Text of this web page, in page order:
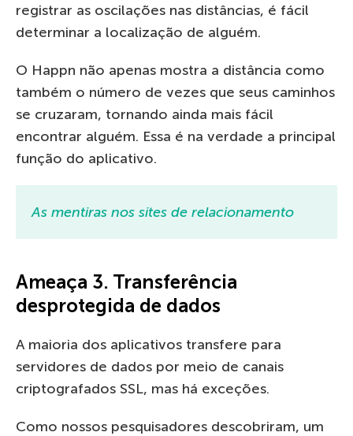
registrar as oscilações nas distâncias, é fácil
determinar a localização de alguém.
O Happn não apenas mostra a distância como
também o número de vezes que seus caminhos
se cruzaram, tornando ainda mais fácil
encontrar alguém. Essa é na verdade a principal
função do aplicativo.
As mentiras nos sites de relacionamento
Ameaça 3. Transferência
desprotegida de dados
A maioria dos aplicativos transfere para
servidores de dados por meio de canais
criptografados SSL, mas há exceções.
Como nossos pesquisadores descobriram, um